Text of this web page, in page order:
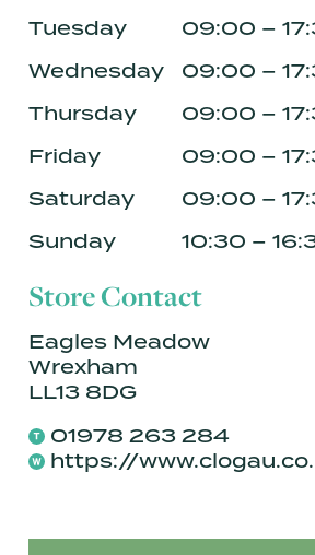
Tuesday
09:00 –
Wednesday
09:00 –
Thursday
09:00 –
Friday
09:00 –
Saturday
09:00 –
Sunday
10:30 –
Store Contact
Eagles Meadow
Wrexham
LL13 8DG
01978 263 284
https://